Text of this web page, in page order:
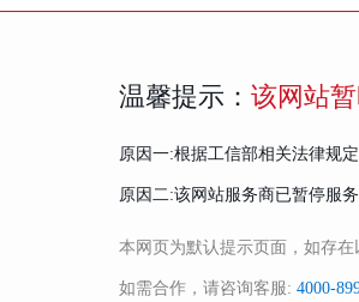
温馨提示： 该网站
原因一:根据工信部相关法律规
原因二:该网站服务商已暂停服务
本网页为默认提示页面，如存
如需合作，请咨询客服: 4000-